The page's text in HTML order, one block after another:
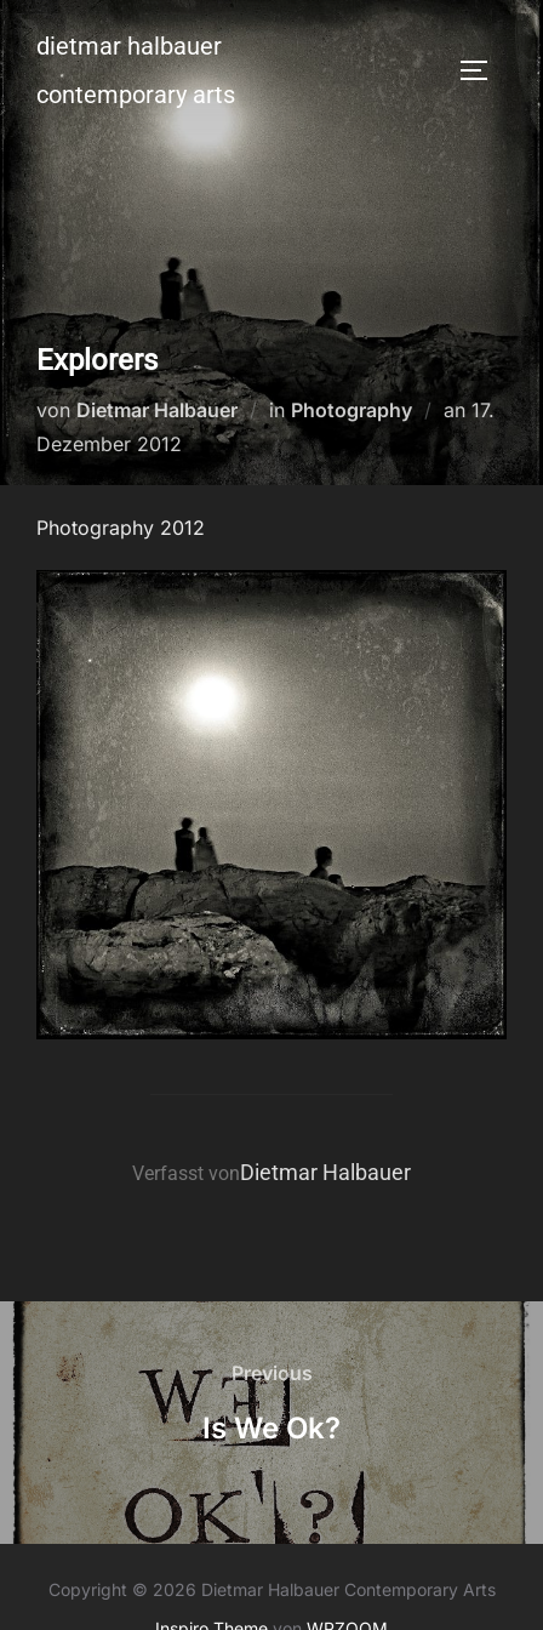
Zum
Inhalt
springen
dietmar halbauer
contemporary arts
Explorers
vonDietmar Halbauer in Photography an
am
17.
Dezember 2012
Photography 2012
BEITRAGSAUTOR
Verfasst vonDietmar Halbauer
Beitragsnavigation
Previous
Previous
Is We Ok?
Copyright © 2026 Dietmar Halbauer Contemporary Arts